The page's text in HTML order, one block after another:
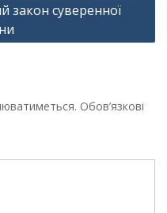
закон суверенної
Обов’язкові